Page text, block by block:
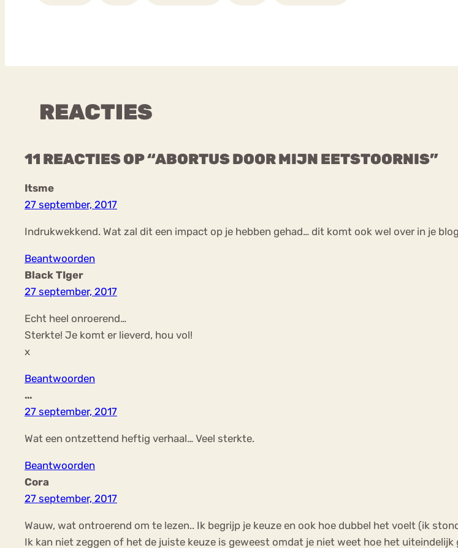
REACTIES
11 REACTIES OP “ABORTUS DOOR MIJN EETSTOORNIS”
Itsme
27 september, 2017
Indrukwekkend. Wat zal dit een impact op je hebben gehad… dit komt ook wel over in je
Beantwoorden
Black TIger
27 september, 2017
Echt heel onroerend…
Sterkte! Je komt er lieverd, hou vol!
x
Beantwoorden
…
27 september, 2017
Wat een ontzettend heftig verhaal… Veel sterkte.
Beantwoorden
Cora
27 september, 2017
Wauw, wat ontroerend om te lezen.. Ik begrijp je keuze en ook hoe dubbel het voelt (ik
Ik kan niet zeggen of het de juiste keuze is geweest omdat je niet weet hoe het uiteindelijk